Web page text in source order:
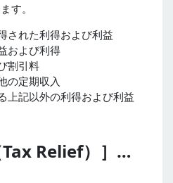
す。
された利得および利益
および利得
割引料
の定期収入
上記以外の利得および利益
Tax Relief）］…